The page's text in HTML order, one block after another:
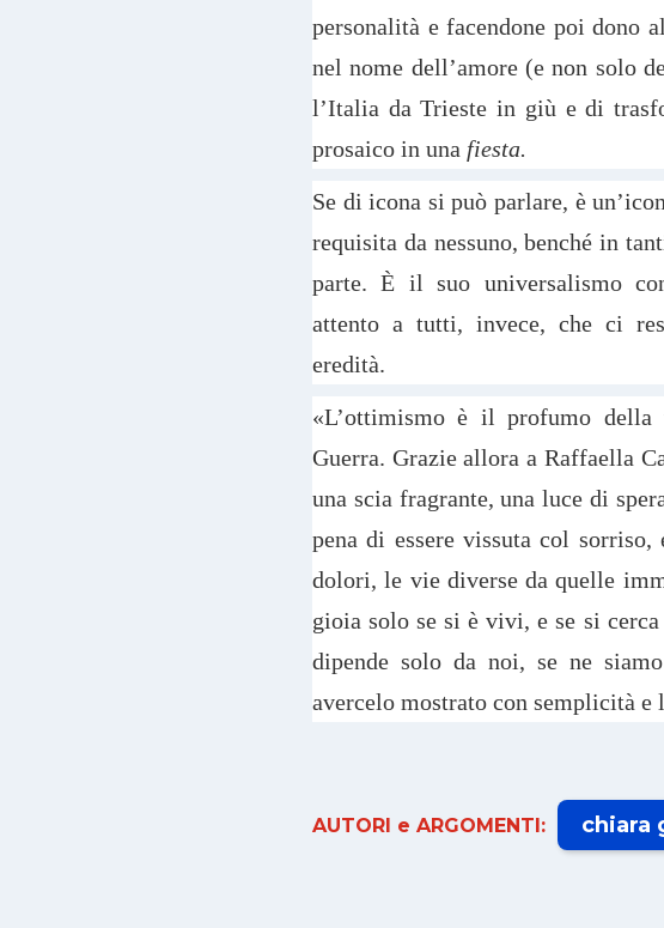
personalità e facendone poi dono
nel nome dell’amore (e non solo
l’Italia da Trieste in giù e di
prosaico in una fiesta.
Se di icona si può parlare, è
requisita da nessuno, benché in
parte. È il suo universalismo
attento a tutti, invece, che ci
eredità.
«L’ottimismo è il profumo della
Guerra. Grazie allora a Raffaella
una scia fragrante, una luce di
pena di essere vissuta col
dolori, le vie diverse da quelle
gioia solo se si è vivi, e se si
dipende solo da noi, se ne
avercelo mostrato con semplicità e
AUTORI e ARGOMENTI: chiara